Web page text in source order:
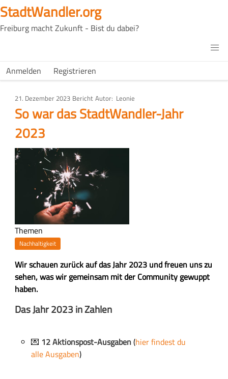
Direkt
zum
Inhalt
StadtWandler.org
Freiburg macht Zukunft - Bist du dabei?
Main
H4C
USER
Anmelden Registrieren
21. Dezember 2023 Art
des
Artikels
Bericht Autor Leonie
So war das StadtWandler-Jahr
2023
Bild
Themen
Nachhaltigkeit
Z
u
s
m
Wir schauen zurück auf das Jahr 2023 und freuen uns zu
sehen, was wir gemeinsam mit der Community gewuppt
haben.
H
Das Jahr 2023 in Zahlen
💌 12Aktionspost-Ausgaben(hier findest du
alle Ausgaben)